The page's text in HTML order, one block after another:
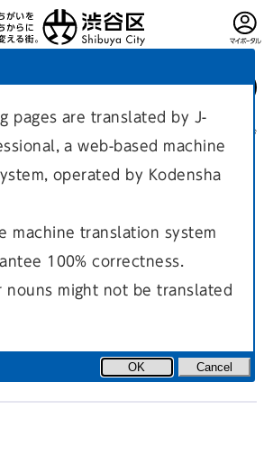
現在のページ
ュース ウェブテキス
）発行しています。
pages are translated by J-
a web-based machine
operated by Kodensha
machine translation system
100% correctness.
nouns might not be translated
OK Cancel